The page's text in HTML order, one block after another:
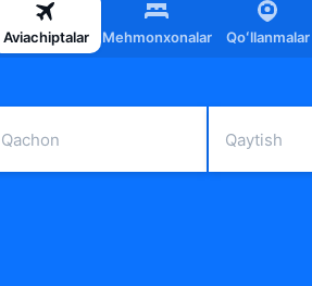
Aviachiptalar Mehmonxonalar Qoʻllanmalar
Qachon Qaytish